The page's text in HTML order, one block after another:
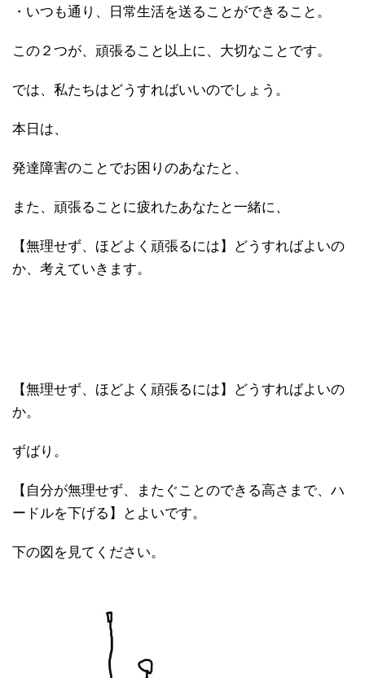
・いつも通り、日常生活を送ることができること。
この２つが、頑張ること以上に、大切なことです。
では、私たちはどうすればいいのでしょう。
本日は、
発達障害のことでお困りのあなたと、
また、頑張ることに疲れたあなたと一緒に、
【無理せず、ほどよく頑張るには】どうすればよいの
か、考えていきます。
【無理せず、ほどよく頑張るには】どうすればよいの
か。
ずばり。
【自分が無理せず、またぐことのできる高さまで、ハ
ードルを下げる】とよいです。
下の図を見てください。